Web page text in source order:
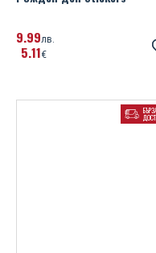
9 99лв.
5 11€